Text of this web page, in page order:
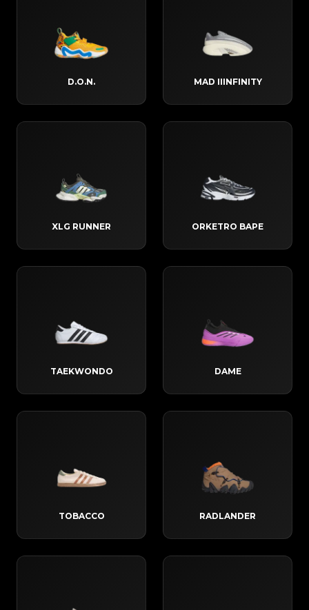
D.O.N. MAD IIINFINITY
XLG RUNNER ORKETRO BAPE
TAEKWONDO DAME
TOBACCO RADLANDER